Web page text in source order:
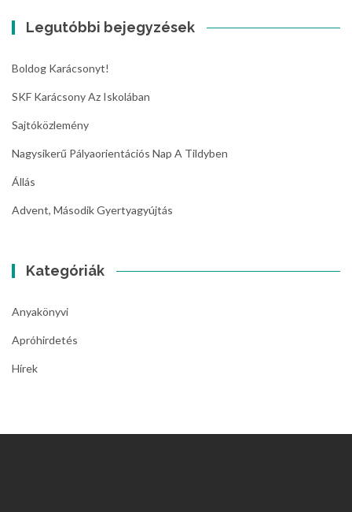
Legutóbbi bejegyzések
Boldog Karácsonyt!
SKF Karácsony Az Iskolában
Sajtóközlemény
Nagysikerű Pályaorientációs Nap A Tildyben
Állás
Advent, Második Gyertyagyújtás
Kategóriák
Anyakönyvi
Apróhirdetés
Hírek